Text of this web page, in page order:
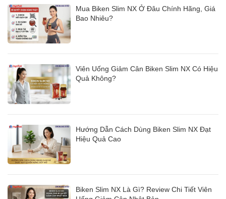
Mua Biken Slim NX Ở Đâu Chính Hãng, Giá
Bao Nhiêu?
Viên Uống Giảm Cân Biken Slim NX Có Hiệu
Quả Không?
Hướng Dẫn Cách Dùng Biken Slim NX Đạt
Hiệu Quả Cao
Biken Slim NX Là Gì? Review Chi Tiết Viên